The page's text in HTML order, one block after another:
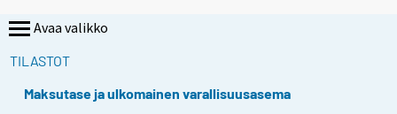
Avaa valikko
TILASTOT
Maksutase ja ulkomainen varallisuusasema